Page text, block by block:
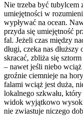
Nie trzeba być tubylcem
umiejętności w
wypływać na ocean.
przyda się umiejętność
fal. Jeżeli czas między
długi, czeka nas
skracać, zbliża się
– nawet jeśli niebo
groźnie ciemnieje na
falami wciąż jest duża,
lokalnego szkwału,
widok wyjątkowo
nie zwiastuje niczego